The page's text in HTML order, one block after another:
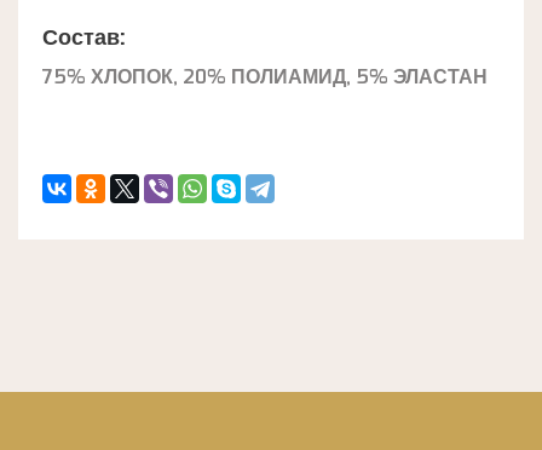
Состав:
75% ХЛОПОК, 20% ПОЛИАМИД, 5% ЭЛАСТАН